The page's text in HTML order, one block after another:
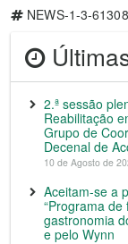
NEWS-1-3-
2.ª sessão
Reabilitação
Grupo de
Decenal de
10 de Agosto de
Aceitam-se a
“Programa
gastronomia
e pelo Wynn